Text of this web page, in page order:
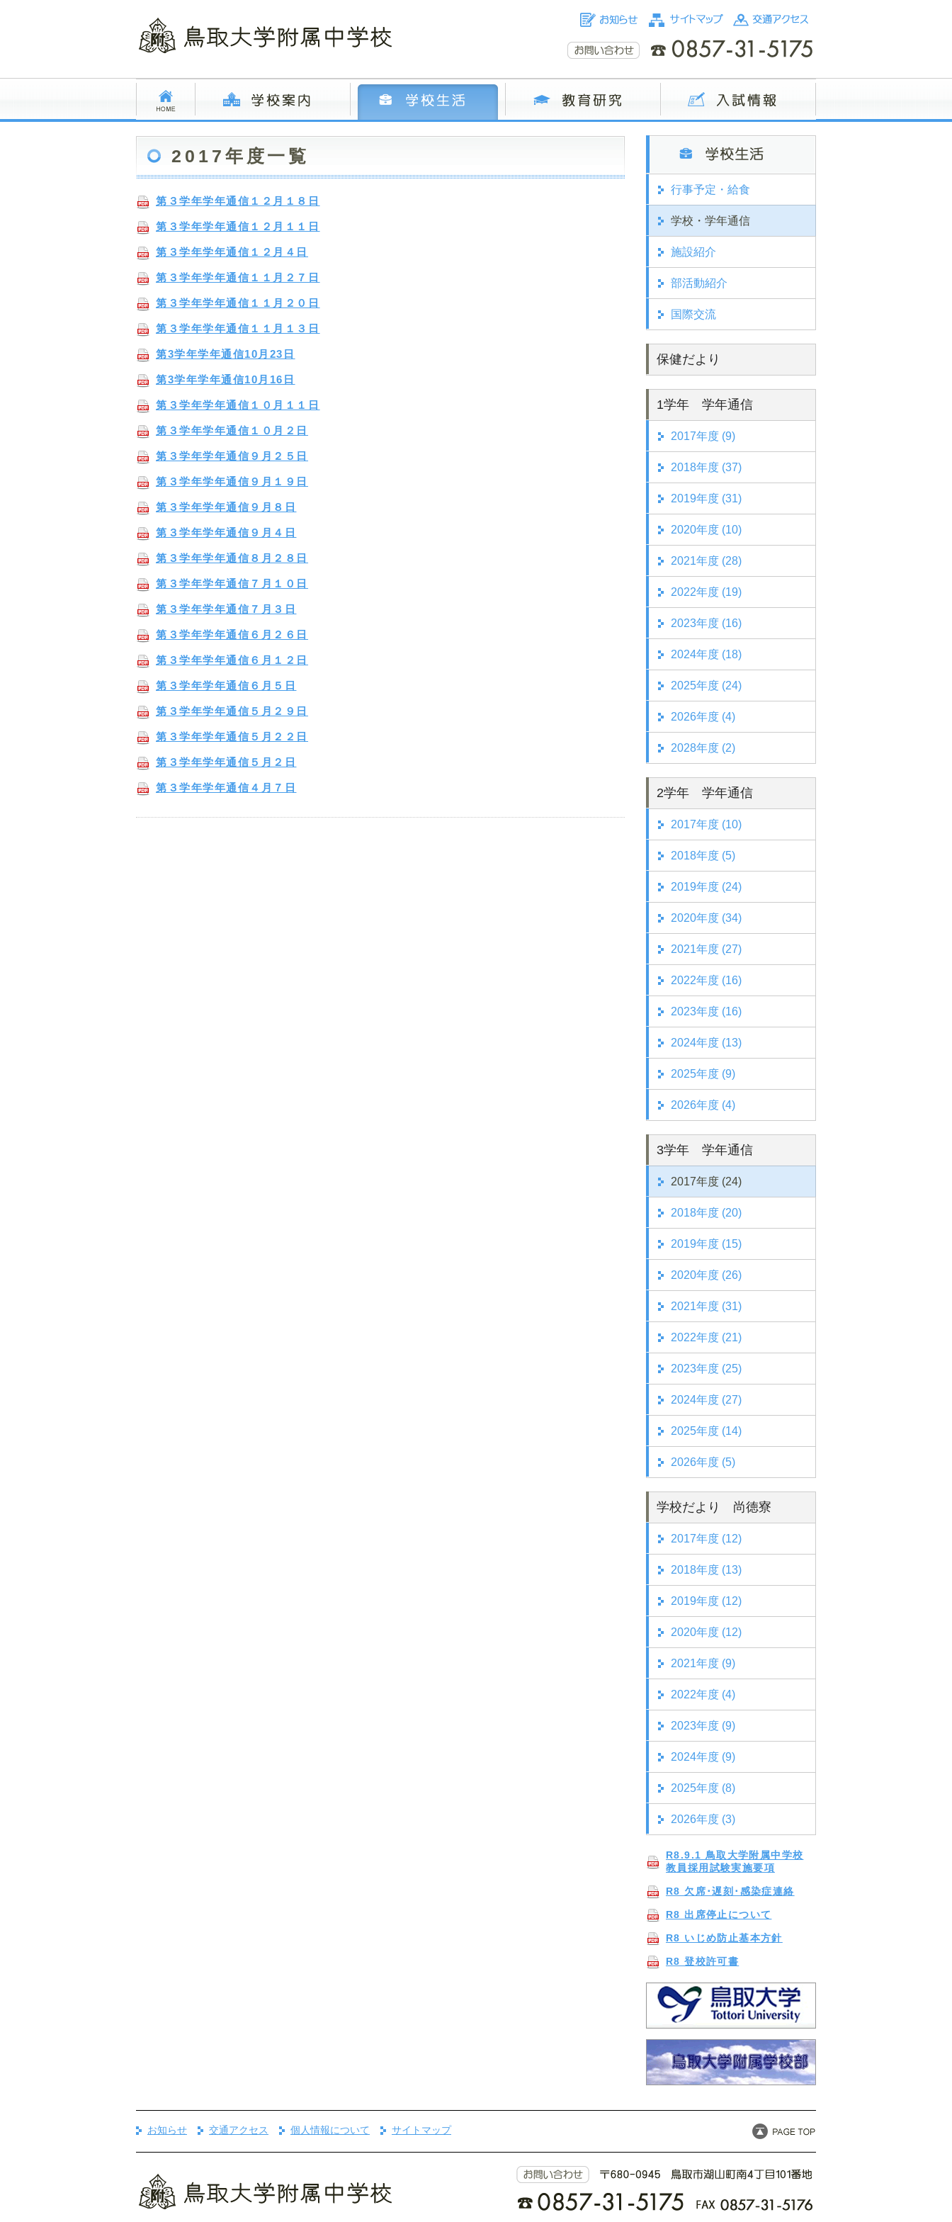
行事予定・給食
学校・学年通信
施設紹介
部活動紹介
国際交流
保健だより
1学年 学年通信
2017年度 (9)
2018年度 (37)
2019年度 (31)
2020年度 (10)
2021年度 (28)
2022年度 (19)
2023年度 (16)
2024年度 (18)
2025年度 (24)
2026年度 (4)
2028年度 (2)
2学年 学年通信
2017年度 (10)
2018年度 (5)
2019年度 (24)
2020年度 (34)
2021年度 (27)
2022年度 (16)
2023年度 (16)
2024年度 (13)
2025年度 (9)
2026年度 (4)
3学年 学年通信
2017年度 (24)
2018年度 (20)
2019年度 (15)
2020年度 (26)
2021年度 (31)
2022年度 (21)
2023年度 (25)
2024年度 (27)
2025年度 (14)
2026年度 (5)
学校だより 尚徳寮
2017年度 (12)
2018年度 (13)
2019年度 (12)
2020年度 (12)
2021年度 (9)
2022年度 (4)
2023年度 (9)
2024年度 (9)
2025年度 (8)
2026年度 (3)
R8.9.1 鳥取大学附属中学校
教員採用試験実施要項
R8 欠席･遅刻･感染症連絡
R8 出席停止について
R8 いじめ防止基本方針
R8 登校許可書
2017年度一覧
第３学年学年通信１２月１８日
第３学年学年通信１２月１１日
第３学年学年通信１２月４日
第３学年学年通信１１月２７日
第３学年学年通信１１月２０日
第３学年学年通信１１月１３日
第3学年学年通信10月23日
第3学年学年通信10月16日
第３学年学年通信１０月１１日
第３学年学年通信１０月２日
第３学年学年通信９月２５日
第３学年学年通信９月１９日
第３学年学年通信９月８日
第３学年学年通信９月４日
第３学年学年通信８月２８日
第３学年学年通信７月１０日
第３学年学年通信７月３日
第３学年学年通信６月２６日
第３学年学年通信６月１２日
第３学年学年通信６月５日
第３学年学年通信５月２９日
第３学年学年通信５月２２日
第３学年学年通信５月２日
第３学年学年通信４月７日
お知らせ 交通アクセス 個人情報について サイトマップ